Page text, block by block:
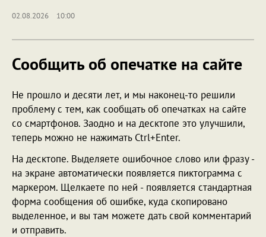
02.08.2026
10:00
Сообщить об опечатке на сайте
Не прошло и десяти лет, и мы наконец-то решили
проблему с тем, как сообщать об опечатках на сайте
со смартфонов. Заодно и на десктопе это улучшили,
теперь можно не нажимать Ctrl+Enter.
На десктопе. Выделяете ошибочное слово или фразу -
на экране автоматически появляется пиктограмма с
маркером. Щелкаете по ней - появляется стандартная
форма сообщения об ошибке, куда скопировано
выделенное, и вы там можете дать свой комментарий
и отправить.